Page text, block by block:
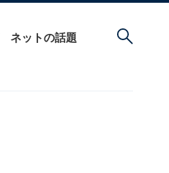
ネットの話題